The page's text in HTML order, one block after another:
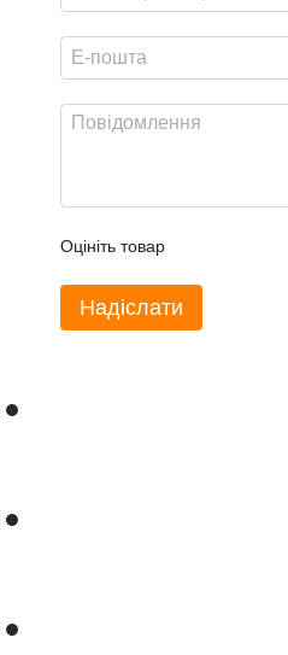
Оцініть товар
Надіслати